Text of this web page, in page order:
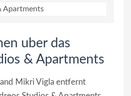
uber das
& Apartments
Mikri Vigla entfernt